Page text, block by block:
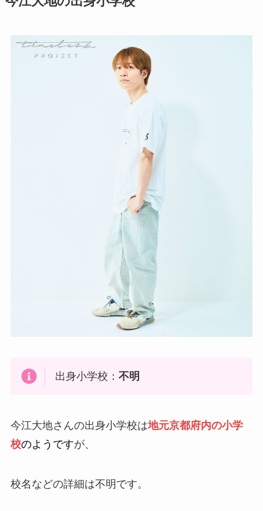
出身小学校：不明
今江大地さんの出身小学校は地元京都府内の小学
校のようですが、
校名などの詳細は不明です。